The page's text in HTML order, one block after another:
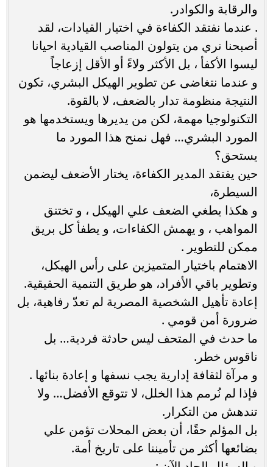
والرقابة والكوادر.
. عندما نفتقد الكفاءة في اختيار القيادات، لقد
أصبحنا نري من يتولون المناصب القيادية احيانا
ليسوا الأكفأ ، بل الأكثر ولاءً أو الأقل إزعاجاً
و عندما نتغاضى عن تطوير الهيكل البشري، تكون
النتيجة منظومة تدار بالضعف، لا بالقوة.
التكنولوجيا مهمة، لكن من يديرها ويستخدمها هو
المورد البشري… فهل نمنح هذا المورد ما
يستحق؟
حين يفتقد المدير الكفاءة، يختار الأضعف ليضمن
السيطرة،
و هكذا يطغي الضعف علي الهيكل ، و تختنق
المواهب ، و يهمش الكفاءات، و يطفأ كل بريق
ممكن للتطوير .
الاهتمام باختيار المتميزين على رأس الهيكل،
وتطوير باقي الأفراد، هو طريق التنمية الحقيقية.
إعادة تأهيل الشخصية المصرية لم تعدّ رفاهية، بل
ضرورة أمن قومي .
ما حدث في المتحف ليس حادثة فردية… بل
ناقوس خطر.
و مرآة لثقافة إدارية يجب نسفها و إعادة بنائها .
فإذا لم نُرمم هذا الخلل، لا تتوقع الأفضل… ولا
تندهش من التكرار.
بل المؤلم حقًا، أن بعض المحلات تؤمن علي
بضائعها أكثر من تأميننا على تاريخ أمة.